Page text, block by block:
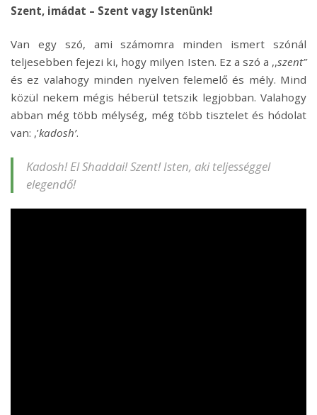
Szent, imádat – Szent vagy Istenünk!
Van egy szó, ami számomra minden ismert szónál
teljesebben fejezi ki, hogy milyen Isten. Ez a szó a ,,szent”
és ez valahogy minden nyelven felemelő és mély. Mind
közül nekem mégis héberül tetszik legjobban. Valahogy
abban még több mélység, még több tisztelet és hódolat
van: ,’kadosh’.
Kadosh! El Shaddai! Szent! Isten, aki teljességgel
elegendő!